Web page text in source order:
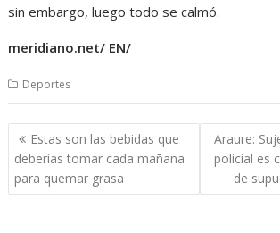
sin embargo, luego todo se calmó.
meridiano.net/ EN/
Deportes
Navegación
de
entradas
Estas son las bebidas que
deberías tomar cada mañana
para quemar grasa
Araure:
policial es
de